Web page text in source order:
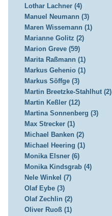
Lothar Lachner (4)
Manuel Neumann (3)
Maren Wissemann (1)
Marianne Golitz (2)
Marion Greve (59)
Marita Raßmann (1)
Markus Gehenio (1)
Markus Söffge (3)
Martin Breetzke-Stahlhut (2)
Martin Keßler (12)
Martina Sonnenberg (3)
Max Strecker (1)
Michael Banken (2)
Michael Heering (1)
Monika Elsner (6)
Monika Kindsgrab (4)
Nele Winkel (7)
Olaf Eybe (3)
Olaf Zechlin (2)
Oliver Ruoß (1)